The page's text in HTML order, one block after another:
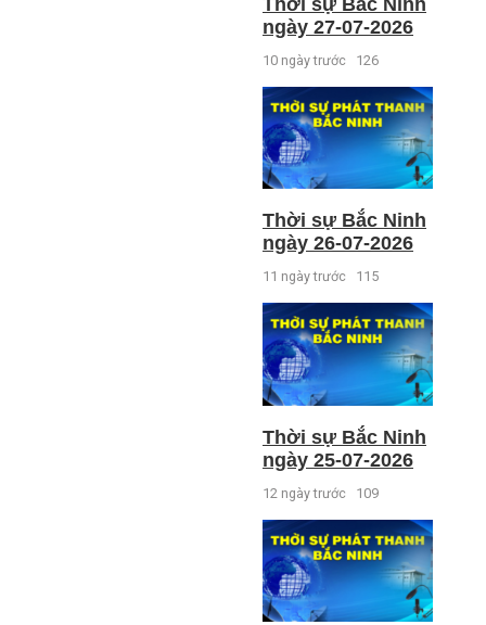
ngày 27-07-2026
10 ngày trước 126
Thời sự Bắc Ninh
ngày 26-07-2026
11 ngày trước 115
Thời sự Bắc Ninh
ngày 25-07-2026
12 ngày trước 109